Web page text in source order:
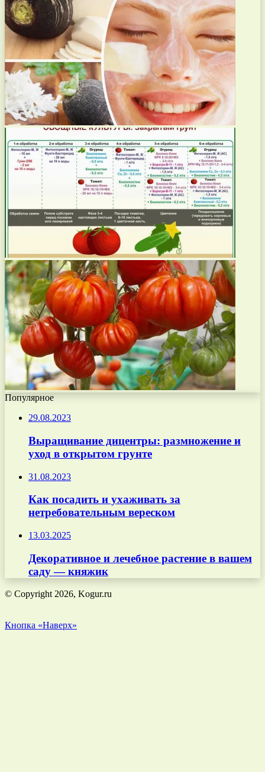
Популярное
29.08.2023
Выращивание дицентры: размножение и
уход в открытом грунте
31.08.2023
Как посадить и ухаживать за
нетребовательным вереском
13.03.2025
Декоративное и лечебное растение в вашем
саду — княжик
© Copyright 2026, Kogur.ru
Кнопка «Наверх»